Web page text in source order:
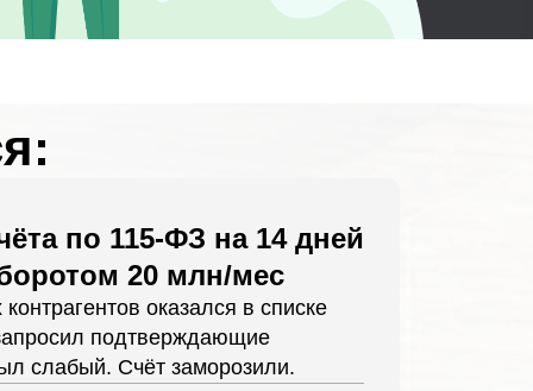
по 115-ФЗ на 14 дней
20 млн/мес
оказался в списке
подтверждающие
слабый. Счёт заморозили.